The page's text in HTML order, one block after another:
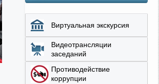
Виртуальная экскурсия
Видеотрансляции
заседаний
Противодействие
коррупции